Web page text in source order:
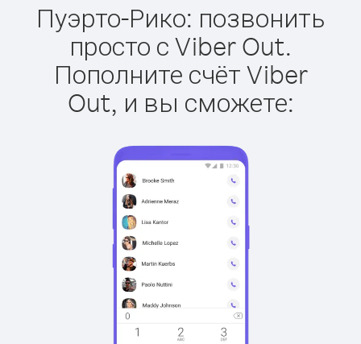
Пуэрто-Рико: позвонить
просто с Viber Out.
Пополните счёт Viber
Out, и вы сможете: